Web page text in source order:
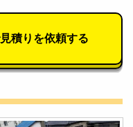
積りを依頼する